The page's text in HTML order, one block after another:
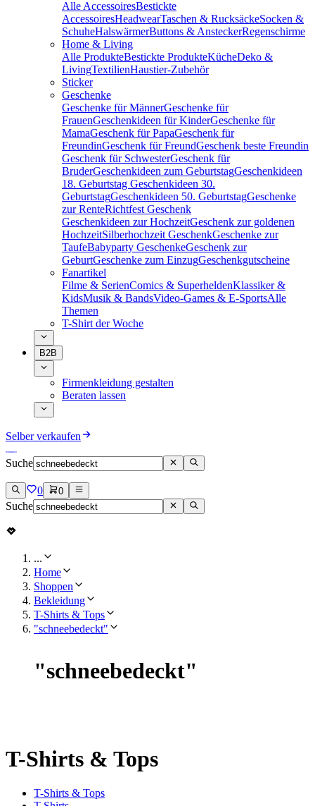
Alle AccessoiresBestickte
AccessoiresHeadwearTaschen & RucksäckeSocken &
SchuheHalswärmerButtons & AnsteckerRegenschirme
Home & Living
Alle ProdukteBestickte ProdukteKücheDeko &
LivingTextilienHaustier-Zubehör
Sticker
Geschenke
Geschenke für MännerGeschenke für
FrauenGeschenkideen für KinderGeschenke für
MamaGeschenk für PapaGeschenk für
FreundinGeschenk für FreundGeschenk beste Freundin
Geschenk für SchwesterGeschenk für
BruderGeschenkideen zum GeburtstagGeschenkideen
18. Geburtstag Geschenkideen 30.
GeburtstagGeschenkideen 50. GeburtstagGeschenke
zur RenteRichtfest Geschenk
Geschenkideen zur HochzeitGeschenk zur goldenen
HochzeitSilberhochzeit GeschenkGeschenke zur
TaufeBabyparty GeschenkeGeschenk zur
GeburtGeschenke zum EinzugGeschenkgutscheine
Fanartikel
Filme & SerienComics & SuperheldenKlassiker &
KidsMusik & BandsVideo-Games & E-SportsAlle
Themen
T-Shirt der Woche
B2B
Firmenkleidung gestalten
Beraten lassen
Selber verkaufen
Suche
0 0
Suche
...
Home
Shoppen
Bekleidung
T-Shirts & Tops
"schneebedeckt"
"schneebedeckt"
T-Shirts & Tops
T-Shirts & Tops